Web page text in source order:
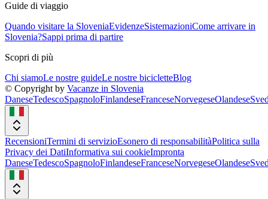
Guide di viaggio
Quando visitare la SloveniaEvidenzeSistemazioniCome arrivare in
Slovenia?Sappi prima di partire
Scopri di più
Chi siamoLe nostre guideLe nostre bicicletteBlog
© Copyright by Vacanze in Slovenia
DaneseTedescoSpagnoloFinlandeseFranceseNorvegeseOlandese
RecensioniTermini di servizioEsonero di responsabilitàPolitica sulla
Privacy dei DatiInformativa sui cookieImpronta
DaneseTedescoSpagnoloFinlandeseFranceseNorvegeseOlandese